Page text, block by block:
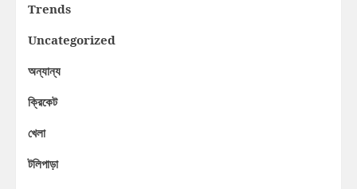
Trends
Uncategorized
অন্যান্য
ক্রিকেট
খেলা
টলিপাড়া